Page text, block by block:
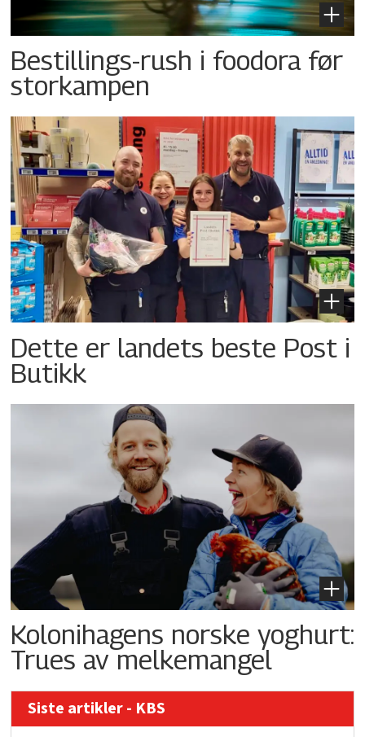
Bestillings-rush i foodora før
storkampen
Dette er landets beste Post i
Butikk
Kolonihagens norske yoghurt:
Trues av melkemangel
Siste artikler - KBS